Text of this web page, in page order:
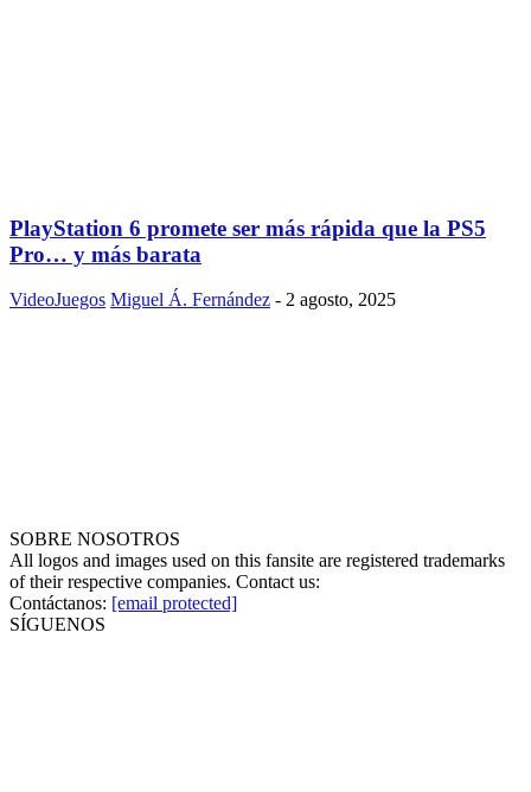
PlayStation 6 promete ser más rápida que la PS5
Pro… y más barata
VideoJuegos Miguel Á. Fernández - 2 agosto, 2025
SOBRE NOSOTROS
All logos and images used on this fansite are registered trademarks
of their respective companies. Contact us:
Contáctanos: [email protected]
SÍGUENOS